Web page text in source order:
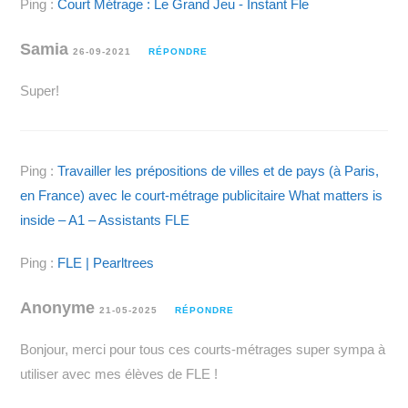
Ping :Court Métrage : Le Grand Jeu - Instant Fle
Samia26-09-2021 RÉPONDRE
Super!
Ping :Travailler les prépositions de villes et de pays (à Paris,
en France) avec le court-métrage publicitaire What matters is
inside – A1 – Assistants FLE
Ping : FLE | Pearltrees
Anonyme21-05-2025 RÉPONDRE
Bonjour, merci pour tous ces courts-métrages super sympa à
utiliser avec mes élèves de FLE !